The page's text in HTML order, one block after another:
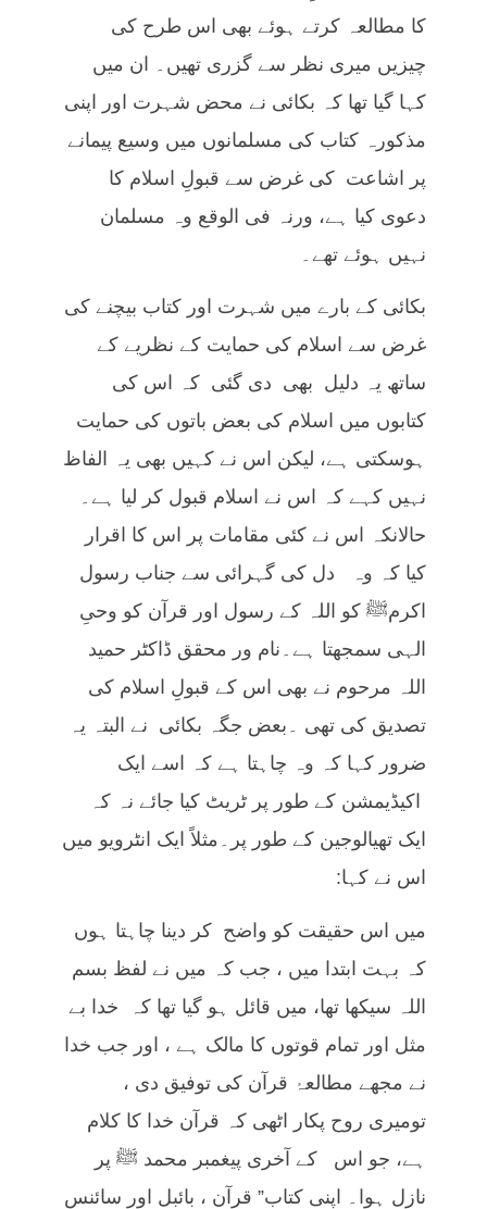
کا مطالعہ کرتے ہوئے بھی اس طرح کی
چیزیں میری نظر سے گزری تھیں۔ ان میں
کہا گیا تھا کہ بکائی نے محض شہرت اور اپنی
مذکورہ کتاب کی مسلمانوں میں وسیع پیمانے
پر اشاعت کی غرض سے قبولِ اسلام کا
دعوی کیا ہے، ورنہ فی الوقع وہ مسلمان
نہیں ہوئے تھے۔
بکائی کے بارے میں شہرت اور کتاب بیچنے کی
غرض سے اسلام کی حمایت کے نظریے کے
ساتھ یہ دلیل بھی دی گئی کہ اس کی
کتابوں میں اسلام کی بعض باتوں کی حمایت
ہوسکتی ہے، لیکن اس نے کہیں بھی یہ الفاظ
نہیں کہے کہ اس نے اسلام قبول کر لیا ہے۔
حالانکہ اس نے کئی مقامات پر اس کا اقرار
کیا کہ وہ دل کی گہرائی سے جناب رسول
اکرمﷺ کو اللہ کے رسول اور قرآن کو وحیِ
الہی سمجھتا ہے۔نام ور محقق ڈاکٹر حمید
اللہ مرحوم نے بھی اس کے قبولِ اسلام کی
تصدیق کی تھی ۔بعض جگہ بکائی نے البتہ یہ
ضرور کہا کہ وہ چاہتا ہے کہ اسے ایک
اکیڈیمشن کے طور پر ٹریٹ کیا جائے نہ کہ
ایک تھیالوجین کے طور پر۔مثلاً ایک انٹرویو میں
اس نے کہا:
میں اس حقیقت کو واضح کر دینا چاہتا ہوں
کہ بہت ابتدا میں ، جب کہ میں نے لفظ بسم
اللہ سیکھا تھا، میں قائل ہو گیا تھا کہ خدا بے
مثل اور تمام قوتوں کا مالک ہے ، اور جب خدا
نے مجھے مطالعۂ قرآن کی توفیق دی ،
تومیری روح پکار اٹھی کہ قرآن خدا کا کلام
ہے، جو اس کے آخری پیغمبر محمد ﷺ پر
نازل ہوا۔ اپنی کتاب” قرآن ، بائبل اور سائنس